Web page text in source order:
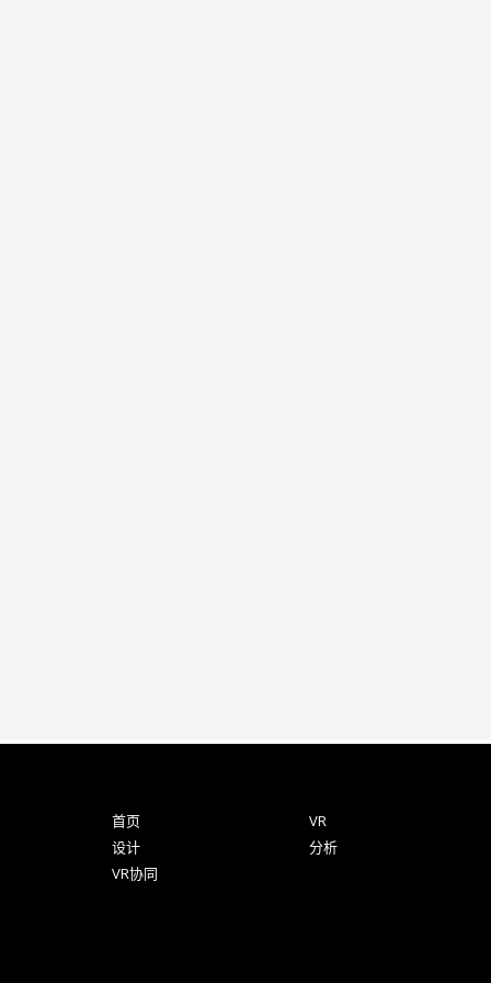
首页
VR
设计
分析
VR协同